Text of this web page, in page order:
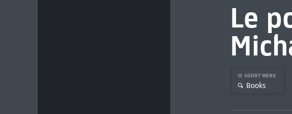
Le
IS SOORT WERK
Books